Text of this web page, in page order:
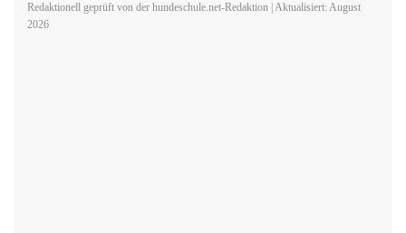
Redaktionell geprüft von der hundeschule.net-Redaktion | Aktualisiert: August
2026